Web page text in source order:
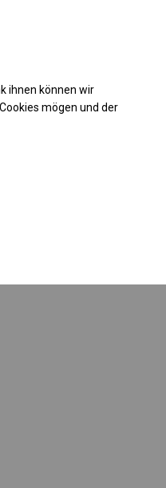
herunter
ihnen können wir
mögen und der